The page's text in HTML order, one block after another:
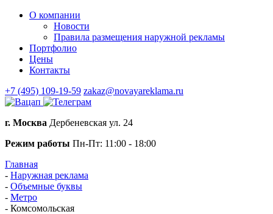
О компании
Новости
Правила размещения наружной рекламы
Портфолио
Цены
Контакты
+7 (495) 109-19-59 zakaz@novayareklama.ru
г. Москва Дербеневская ул. 24
Режим работы Пн-Пт: 11:00 - 18:00
Главная
- Наружная реклама
- Объемные буквы
- Метро
- Комсомольская